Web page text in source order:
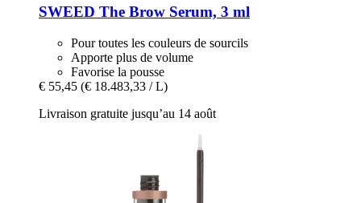
SWEED The Brow Serum, 3 ml
Pour toutes les couleurs de sourcils
Apporte plus de volume
Favorise la pousse
€ 55,45 (€ 18.483,33 / L)
Livraison gratuite jusqu’au 14 août